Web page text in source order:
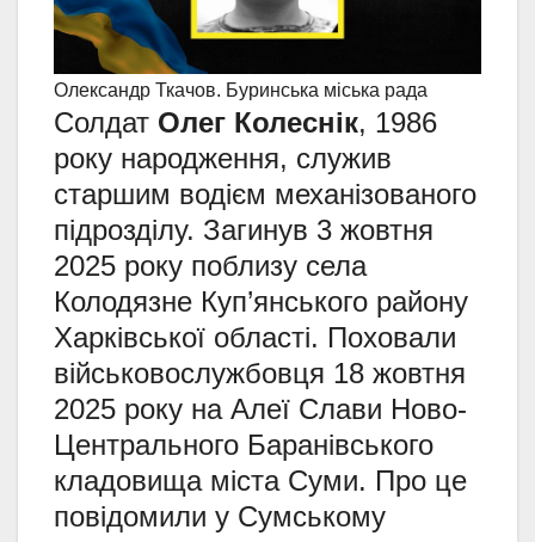
Олександр Ткачов. Буринська міська рада
Солдат Олег Колеснік, 1986
року народження, служив
старшим водієм механізованого
підрозділу. Загинув 3 жовтня
2025 року поблизу села
Колодязне Куп’янського району
Харківської області. Поховали
військовослужбовця 18 жовтня
2025 року на Алеї Слави Ново-
Центрального Баранівського
кладовища міста Суми. Про це
повідомили у Сумському